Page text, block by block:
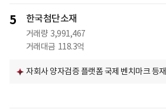
5 한국첨단소재
거래량 3,991,467
거래대금 118.3억
자회사 양자검증 플랫폼 국제 벤치마크 등재